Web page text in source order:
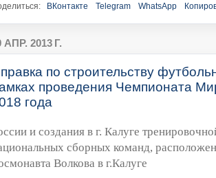
ВКонтакте Telegram WhatsApp
АПР. 2013 Г.
по строительству
проведения Чемпионата
года
и создания в г. Калуге
сборных команд,
Волкова в г.Калуге